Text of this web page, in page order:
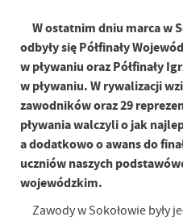
W ostatnim dniu marca w
odbyły się Półfinały
w pływaniu oraz Półfinały
w pływaniu. W rywalizacji
zawodników oraz 29
pływania walczyli o jak
a dodatkowo o awans do
uczniów naszych
wojewódzkim.
Zawody w Sokołowie były